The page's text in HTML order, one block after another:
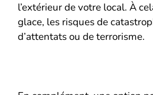
l’extérieur de votre local. À
glace, les risques de
d’attentats ou de terrorisme.